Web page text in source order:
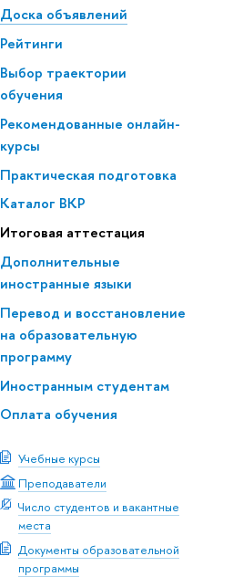
Доска объявлений
Рейтинги
Выбор траектории
обучения
Рекомендованные онлайн-
курсы
Практическая подготовка
Каталог ВКР
Итоговая аттестация
Дополнительные
иностранные языки
Перевод и восстановление
на образовательную
программу
Иностранным студентам
Оплата обучения
Учебные курсы
Преподаватели
Число студентов и вакантные
места
Документы образовательной
программы